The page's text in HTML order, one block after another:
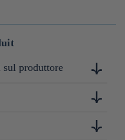
produttore
dans la préfecture de
commencé son activité
avant de se
céréales.
et les enrober d'un
de saké de cuisine, 1 cs